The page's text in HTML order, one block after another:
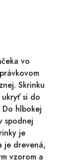
vo
Skrinku
si do
hlbokej
spodnej
je
je drevená,
vzorom a